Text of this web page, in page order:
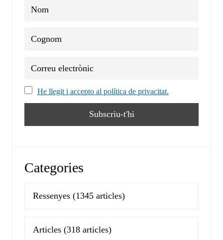
He llegit i accepto al política de privacitat.
Categories
Ressenyes (1345 articles)
Articles (318 articles)